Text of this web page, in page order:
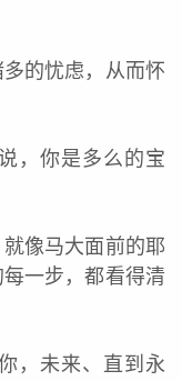
的忧虑，从而怀
，你是多么的宝
像马大面前的耶
一步，都看得清
，未来、直到永